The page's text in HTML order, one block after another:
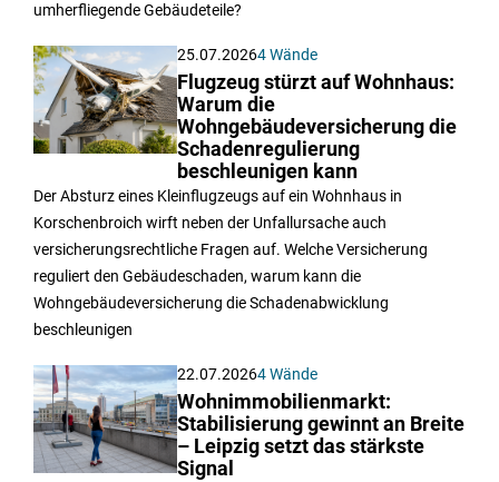
umherfliegende Gebäudeteile?
25.07.20264 Wände
Flugzeug stürzt auf Wohnhaus:
Warum die
Wohngebäudeversicherung die
Schadenregulierung
beschleunigen kann
Der Absturz eines Kleinflugzeugs auf ein Wohnhaus in
Korschenbroich wirft neben der Unfallursache auch
versicherungsrechtliche Fragen auf. Welche Versicherung
reguliert den Gebäudeschaden, warum kann die
Wohngebäudeversicherung die Schadenabwicklung
beschleunigen
22.07.20264 Wände
Wohnimmobilienmarkt:
Stabilisierung gewinnt an Breite
– Leipzig setzt das stärkste
Signal